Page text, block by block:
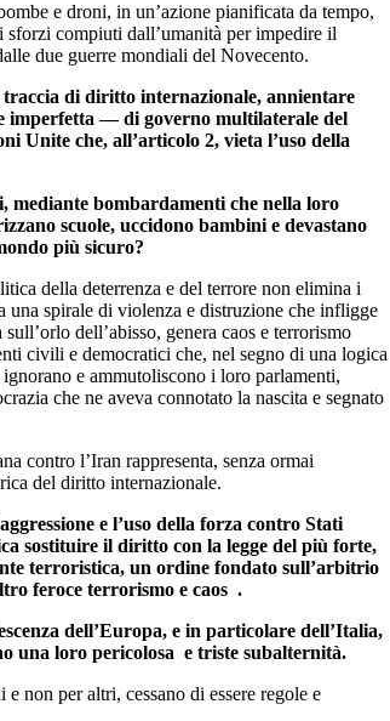
e droni, in un’azione pianificata da tempo,
sforzi compiuti dall’umanità per impedire il
due guerre mondiali del Novecento.
traccia di diritto internazionale, annientare
imperfetta — di governo multilaterale del
Unite che, all’articolo 2, vieta l’uso della
mediante bombardamenti che nella loro
scuole, uccidono bambini e devastano
più sicuro?
della deterrenza e del terrore non elimina i
spirale di violenza e distruzione che infligge
dell’abisso, genera caos e terrorismo
civili e democratici che, nel segno di una logica
e ammutoliscono i loro parlamenti,
che ne aveva connotato la nascita e segnato
contro l’Iran rappresenta, senza ormai
del diritto internazionale.
e l’uso della forza contro Stati
sostituire il diritto con la legge del più forte,
terroristica, un ordine fondato sull’arbitrio
feroce terrorismo e caos .
dell’Europa, e in particolare dell’Italia,
una loro pericolosa e triste subalternità.
non per altri, cessano di essere regole e